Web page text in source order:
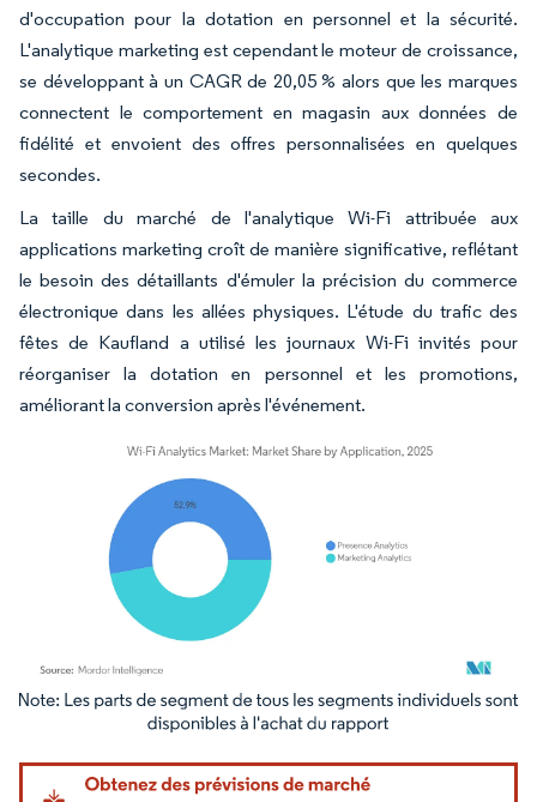
d'occupation pour la dotation en personnel et la sécurité.
L'analytique marketing est cependant le moteur de croissance,
se développant à un CAGR de 20,05 % alors que les marques
connectent le comportement en magasin aux données de
fidélité et envoient des offres personnalisées en quelques
secondes.
La taille du marché de l'analytique Wi-Fi attribuée aux
applications marketing croît de manière significative, reflétant
le besoin des détaillants d'émuler la précision du commerce
électronique dans les allées physiques. L'étude du trafic des
fêtes de Kaufland a utilisé les journaux Wi-Fi invités pour
réorganiser la dotation en personnel et les promotions,
améliorant la conversion après l'événement.
Image © Mordor Intelligence. La réutilisation nécessite une attribution sous CC BY